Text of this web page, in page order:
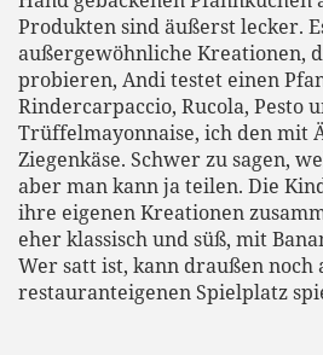
Produkten sind äußerst lecker.
außergewöhnliche Kreationen,
probieren, Andi testet einen
Rindercarpaccio, Rucola, Pesto
Trüffelmayonnaise, ich den mit
Ziegenkäse. Schwer zu sagen,
aber man kann ja teilen. Die
ihre eigenen Kreationen
eher klassisch und süß, mit
Wer satt ist, kann draußen noch
restauranteigenen Spielplatz